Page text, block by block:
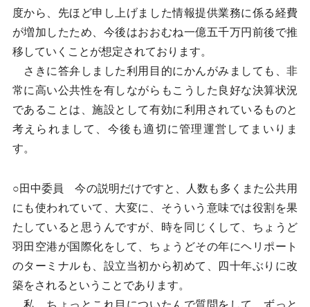
度から、先ほど申し上げました情報提供業務に係る経費
が増加したため、今後はおおむね一億五千万円前後で推
移していくことが想定されております。
さきに答弁しました利用目的にかんがみましても、非
常に高い公共性を有しながらもこうした良好な決算状況
であることは、施設として有効に利用されているものと
考えられまして、今後も適切に管理運営してまいりま
す。
○田中委員 今の説明だけですと、人数も多くまた公共用
にも使われていて、大変に、そういう意味では役割を果
たしていると思うんですが、時を同じくして、ちょうど
羽田空港が国際化をして、ちょうどその年にヘリポート
のターミナルも、設立当初から初めて、四十年ぶりに改
築をされるということであります。
私、ちょっとこれ目についたんで質問をして、ずっと